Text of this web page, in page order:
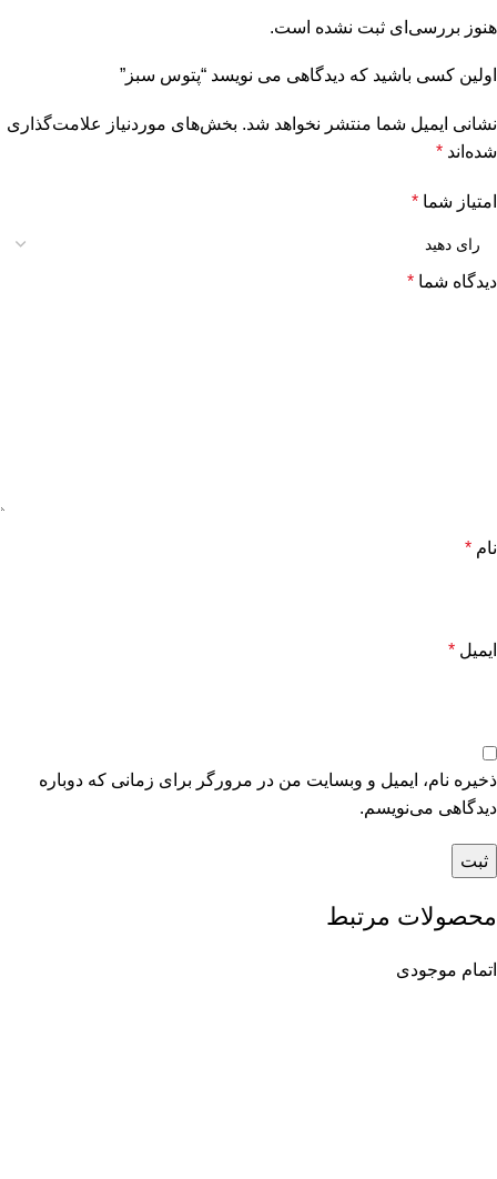
هنوز بررسی‌ای ثبت نشده است.
اولین کسی باشید که دیدگاهی می نویسد “پتوس سبز”
نشانی ایمیل شما منتشر نخواهد شد. بخش‌های موردنیاز علامت‌گذاری
شده‌اند *
امتیاز شما *
دیدگاه شما *
نام *
ایمیل *
ذخیره نام، ایمیل و وبسایت من در مرورگر برای زمانی که دوباره
دیدگاهی می‌نویسم.
محصولات مرتبط
اتمام موجودی